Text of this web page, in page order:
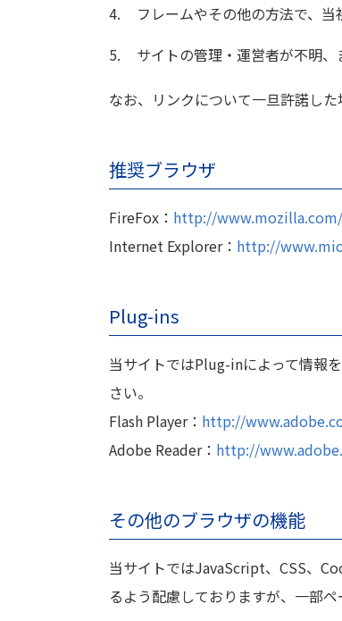
4.
フレームやその他の方法で、
5.
サイトの管理・運営者が不明
なお、リンクについて一旦許諾し
推奨ブラウザ
FireFox： http://
Internet Explorer： http://
Plug-ins
当サイトではPlug-inによって情報
さい。
Flash Player： http://
Adobe Reader： http://
その他のブラウザの機能
当サイトではJavaScript、CSS、
るよう配慮しておりますが、一部